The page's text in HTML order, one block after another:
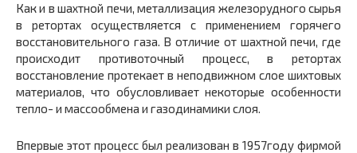
Как и в шахтной печи, металлизация железорудного сырья
в ретортах осуществляется с применением горячего
восстановительного газа. В отличие от шахтной печи, где
происходит противоточный процесс, в ретортах
восстановление протекает в неподвижном слое шихтовых
материалов, что обусловливает некоторые особенности
тепло- и массообмена и газодинамики слоя.
Впервые этот процесс был реализован в 1957году фирмой